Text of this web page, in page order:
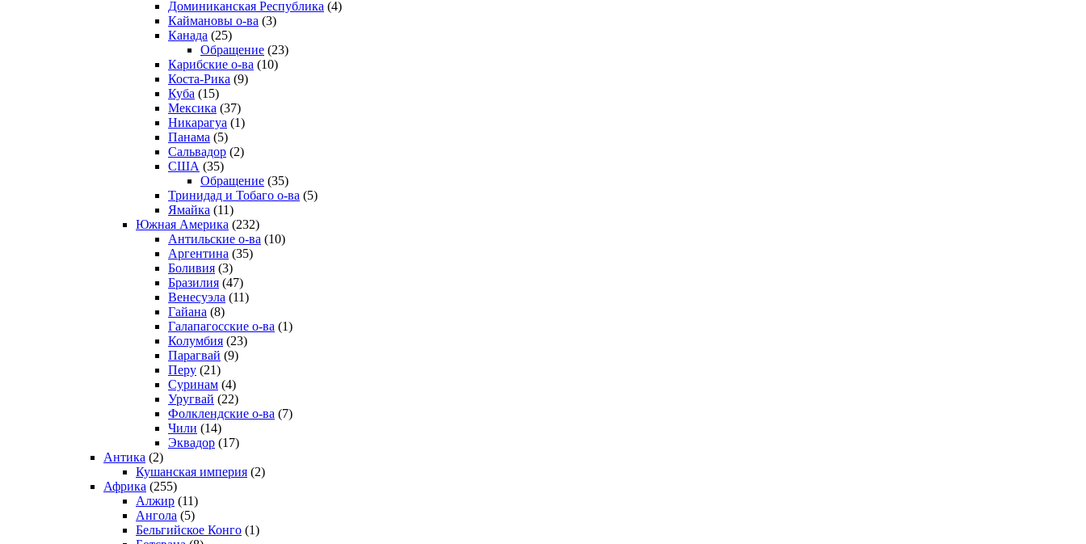
Доминиканская Республика (4)
Каймановы о-ва (3)
Канада (25)
Обращение (23)
Карибские о-ва (10)
Коста-Рика (9)
Куба (15)
Мексика (37)
Никарагуа (1)
Панама (5)
Сальвадор (2)
США (35)
Обращение (35)
Тринидад и Тобаго о-ва (5)
Ямайка (11)
Южная Америка (232)
Антильские о-ва (10)
Аргентина (35)
Боливия (3)
Бразилия (47)
Венесуэла (11)
Гайана (8)
Галапагосские о-ва (1)
Колумбия (23)
Парагвай (9)
Перу (21)
Суринам (4)
Уругвай (22)
Фолклендские о-ва (7)
Чили (14)
Эквадор (17)
Антика (2)
Кушанская империя (2)
Африка (255)
Алжир (11)
Ангола (5)
Бельгийское Конго (1)